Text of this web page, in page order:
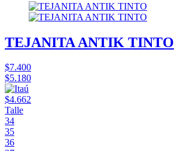
TEJANITA ANTIK TINTO
$7.400
$5.180
$4.662
Talle
34
35
36